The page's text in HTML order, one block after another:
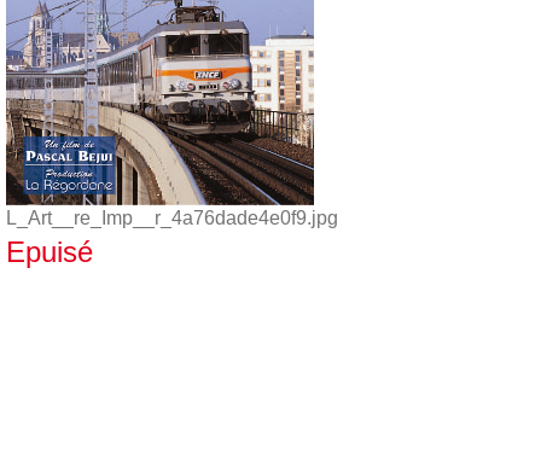
L_Art__re_Imp__r_4a76dade4e0f9.jpg
Epuisé